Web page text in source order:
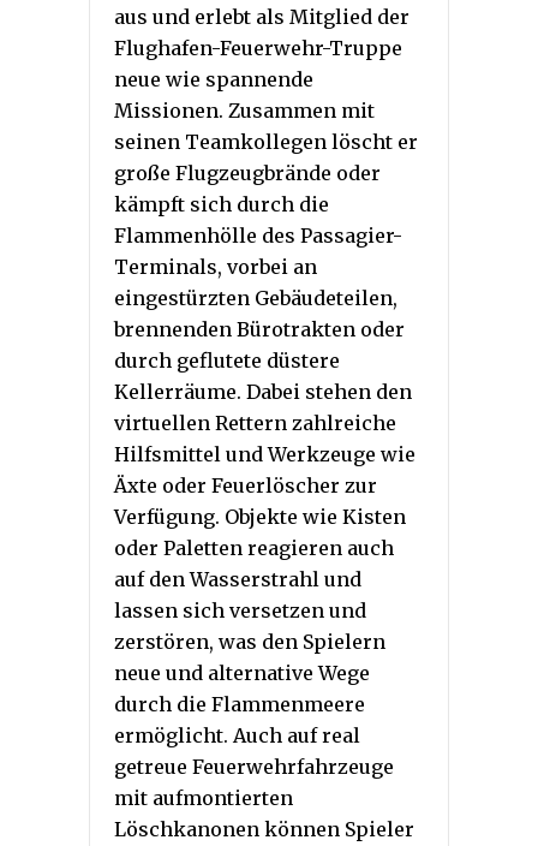
aus und erlebt als Mitglied der
Flughafen-Feuerwehr-Truppe
neue wie spannende
Missionen. Zusammen mit
seinen Teamkollegen löscht er
große Flugzeugbrände oder
kämpft sich durch die
Flammenhölle des Passagier-
Terminals, vorbei an
eingestürzten Gebäudeteilen,
brennenden Bürotrakten oder
durch geflutete düstere
Kellerräume. Dabei stehen den
virtuellen Rettern zahlreiche
Hilfsmittel und Werkzeuge wie
Äxte oder Feuerlöscher zur
Verfügung. Objekte wie Kisten
oder Paletten reagieren auch
auf den Wasserstrahl und
lassen sich versetzen und
zerstören, was den Spielern
neue und alternative Wege
durch die Flammenmeere
ermöglicht. Auch auf real
getreue Feuerwehrfahrzeuge
mit aufmontierten
Löschkanonen können Spieler